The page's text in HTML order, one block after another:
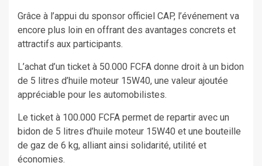
Grâce à l’appui du sponsor officiel CAP, l’événement va
encore plus loin en offrant des avantages concrets et
attractifs aux participants.
L’achat d’un ticket à 50.000 FCFA donne droit à un bidon
de 5 litres d’huile moteur 15W40, une valeur ajoutée
appréciable pour les automobilistes.
Le ticket à 100.000 FCFA permet de repartir avec un
bidon de 5 litres d’huile moteur 15W40 et une bouteille
de gaz de 6 kg, alliant ainsi solidarité, utilité et
économies.